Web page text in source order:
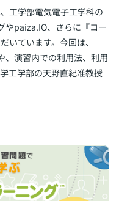
工学部電気電子工学科の
やpaiza.IO、さらに『コー
いています。今回は、
、演習内での利用法、利用
工学部の天野直紀准教授